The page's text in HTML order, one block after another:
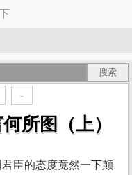
-
所图（上）
臣的态度竟然一下颠